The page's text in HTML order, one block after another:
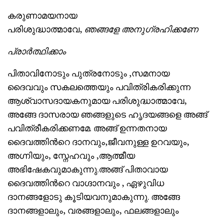
കരുണാമയനായ
പരിശുദ്ധാത്മാവേ, ഞങ്ങളേ അനുഗ്രഹിക്കണേ
പ്രാര്ത്ഥിക്കാം
പിതാവിനോടും പുത്രനോടും ,സമനായ
ദൈവവും സകലത്തെയും പവിത്രികരിക്കുന്ന
ആശ്വാസദായകനുമായ പരിശുദ്ധാത്മാവേ,
അങ്ങേ ദാസരായ ഞങ്ങളുടെ ഹൃദയങ്ങളെ അങ്ങ്
പവിത്രീകരിക്കണമേ. അങ്ങ് ഉന്നതനായ
ദൈവത്തിന്‍റെ ദാനവും,ജീവനുള്ള ഉറവയും,
അഗ്നിയും, സ്നേഹവും ,ആത്മീയ
അഭിഷേകവുമാകുന്നു.അങ്ങ് പിതാവായ
ദൈവത്തിന്‍റെ വാഗ്ദാനവും , ഏഴുവിധ
ദാനങ്ങളോടു കൂടിയവനുമാകുന്നു. അങ്ങേ
ദാനങ്ങളാലും, വരങ്ങളാലും, ഫലങ്ങളാലും